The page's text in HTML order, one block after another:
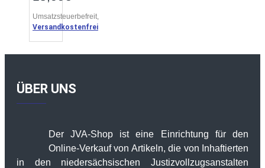
Umsatzsteuerbefreit,
Versandkostenfrei
ÜBER UNS
Der JVA-Shop ist eine Einrichtung für den
Online-Verkauf von Artikeln, die von Inhaftierten
in den niedersächsischen Justizvollzugsanstalten